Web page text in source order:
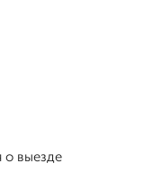
о выезде